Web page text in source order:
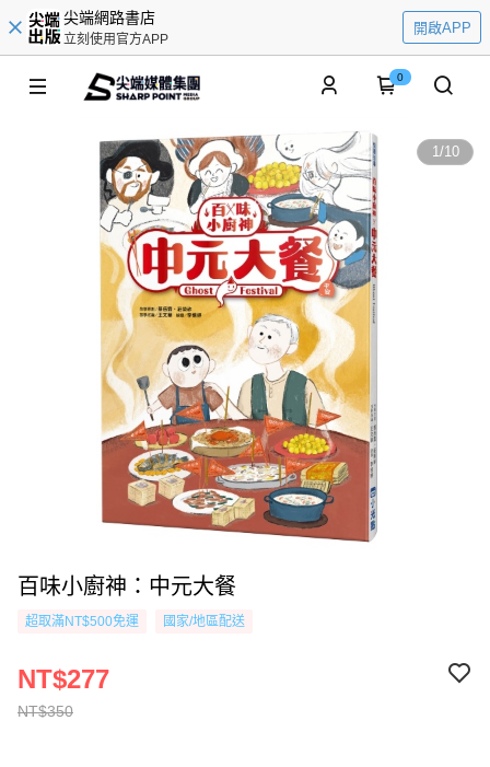
尖端網路書店
立刻使用官方APP
開啟APP
0
1/10
百味小廚神：中元大餐
超取滿NT$500免運 國家/地區配送
NT$350
NT$277